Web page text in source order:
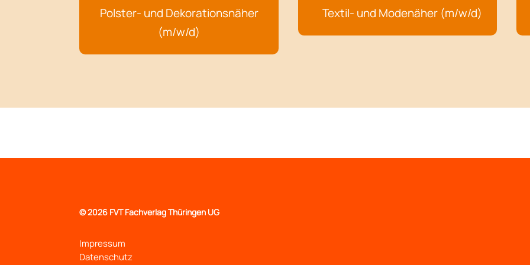
Polster- und Dekorationsnäher
(m/w/d)
Textil- und Modenäher (m/w/d)
©2026 FVT Fachverlag Thüringen UG
Impressum
Datenschutz